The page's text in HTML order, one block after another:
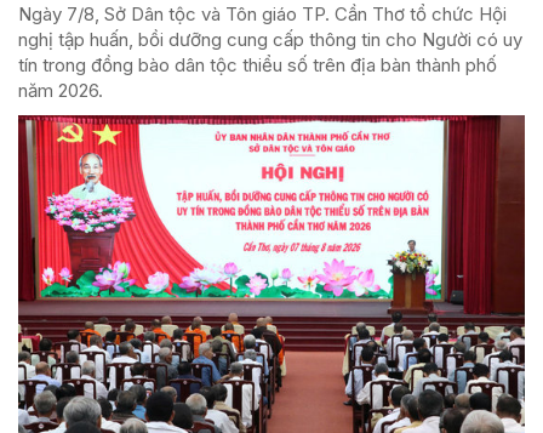
Ngày 7/8, Sở Dân tộc và Tôn giáo TP. Cần Thơ tổ chức Hội
nghị tập huấn, bồi dưỡng cung cấp thông tin cho Người có uy
tín trong đồng bào dân tộc thiểu số trên địa bàn thành phố
năm 2026.